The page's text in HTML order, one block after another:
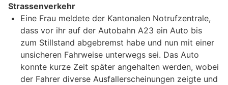
Strassenverkehr
Eine Frau meldete der Kantonalen Notrufzentrale,
dass vor ihr auf der Autobahn A23 ein Auto bis
zum Stillstand abgebremst habe und nun mit einer
unsicheren Fahrweise unterwegs sei. Das Auto
konnte kurze Zeit später angehalten werden, wobei
der Fahrer diverse Ausfallerscheinungen zeigte und